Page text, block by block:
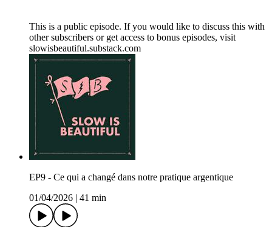
This is a public episode. If you would like to discuss this with
other subscribers or get access to bonus episodes, visit
slowisbeautiful.substack.com
EP9 - Ce qui a changé dans notre pratique argentique
01/04/2026
41 min